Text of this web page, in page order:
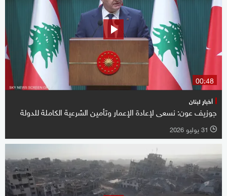
00:48
أخبار لبنان
جوزيف عون: نسعى لإعادة الإعمار وتأمين الشرعية الكاملة للدولة
l 31 يوليو 2026